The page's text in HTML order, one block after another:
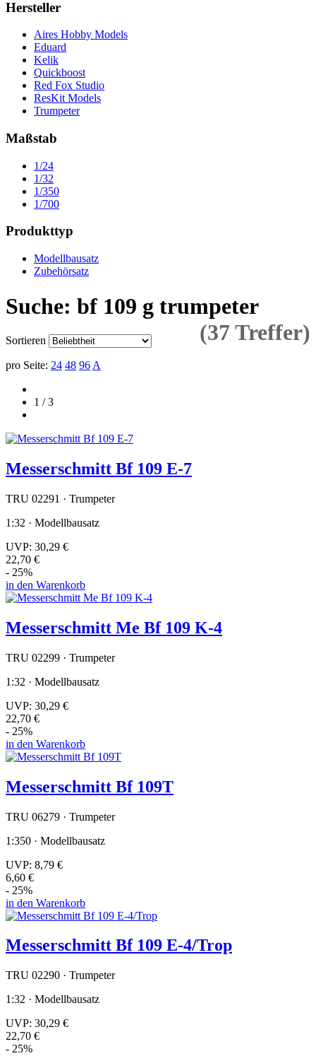
Hersteller
Aires Hobby Models
Eduard
Kelik
Quickboost
Red Fox Studio
ResKit Models
Trumpeter
Maßstab
1/24
1/32
1/350
1/700
Produkttyp
Modellbausatz
Zubehörsatz
Suche: bf 109 g trumpeter
(37 Treffer)
Sortieren
pro Seite: 24 48 96 A
1 / 3
Messerschmitt Bf 109 E-7
TRU 02291 · Trumpeter
1:32 · Modellbausatz
UVP: 30,29 €
22,70 €
- 25%
in den Warenkorb
Messerschmitt Me Bf 109 K-4
TRU 02299 · Trumpeter
1:32 · Modellbausatz
UVP: 30,29 €
22,70 €
- 25%
in den Warenkorb
Messerschmitt Bf 109T
TRU 06279 · Trumpeter
1:350 · Modellbausatz
UVP: 8,79 €
6,60 €
- 25%
in den Warenkorb
Messerschmitt Bf 109 E-4/Trop
TRU 02290 · Trumpeter
1:32 · Modellbausatz
UVP: 30,29 €
22,70 €
- 25%